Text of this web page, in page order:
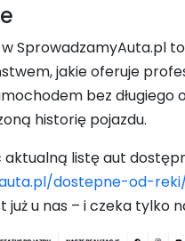
SprowadzamyAuta.pl
jakie oferuje
bez
historię pojazdu.
listę aut
dostepne-od-
już u nas – i czeka tylko